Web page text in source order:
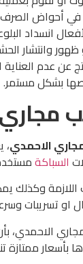
في أحواض الصرف
انسداد
وانتشار
عن عدم العناية
بشكل مستمر.
مجاري
الاحمدي،
السباكة
وكذلك
تسريبات وسرعة
الاحمدي،
بأسعار ممتازة